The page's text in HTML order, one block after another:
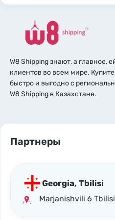
W8 Shipping знают, а главное,
клиентов во всем мире.
быстро и выгодно с
W8 Shipping в Казахстане.
Партнеры
Georgia, Tbilisi
Marjanishvili 6